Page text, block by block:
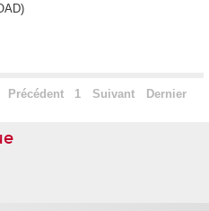
Précédent 1 Suivant Dernier